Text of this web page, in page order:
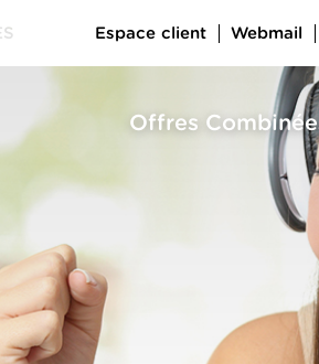
Offres
Espace client Webmail